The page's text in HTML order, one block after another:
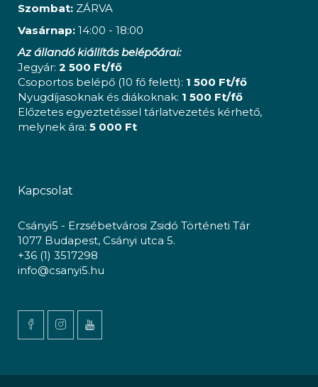
Szombat: ZÁRVA
Vasárnap: 14:00 - 18:00
Az állandó kiállítás belépőárai:
Jegyár: 2 500 Ft/fő
Csoportos belépő (10 fő felett): 1 500 Ft/fő
Nyugdíjasoknak és diákoknak: 1 500 Ft/fő
Előzetes egyeztetéssel tárlatvezetés kérhető,
melynek ára: 5 000 Ft
Kapcsolat
Csányi5 - Erzsébetvárosi Zsidó Történeti Tár
1077 Budapest, Csányi utca 5.
+36 (1) 3517298
info@csanyi5.hu